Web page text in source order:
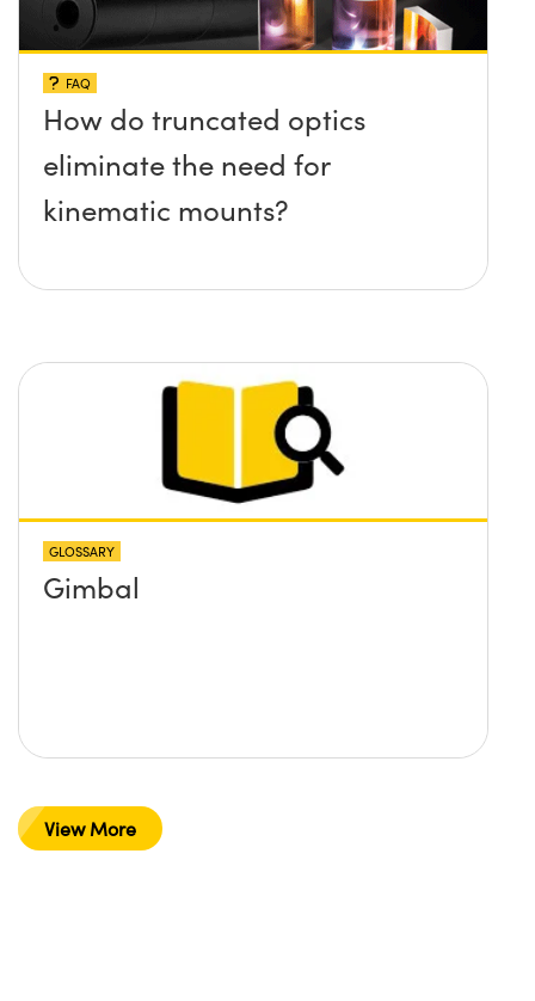
FAQ
How do truncated optics
eliminate the need for
kinematic mounts?
GLOSSARY
Gimbal
View More